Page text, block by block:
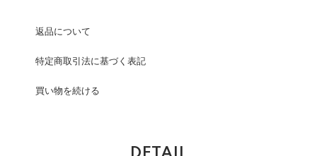
返品について
特定商取引法に基づく表記
買い物を続ける